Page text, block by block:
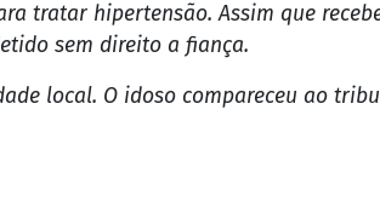
tratar hipertensão. Assim que
sem direito a fiança.
local. O idoso compareceu ao